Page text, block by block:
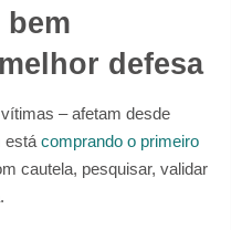
defesa
– afetam desde
está comprando o primeiro
cautela, pesquisar, validar